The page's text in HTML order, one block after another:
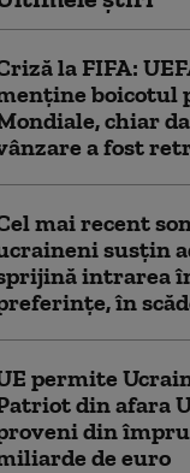
la FIFA:
boicotul
chiar
a fost
mai recent
susțin
intrarea
în
permite
din afara
din
de euro